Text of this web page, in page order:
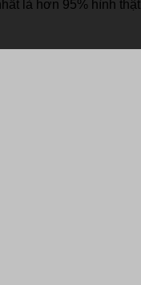
là hơn 95% hình thật